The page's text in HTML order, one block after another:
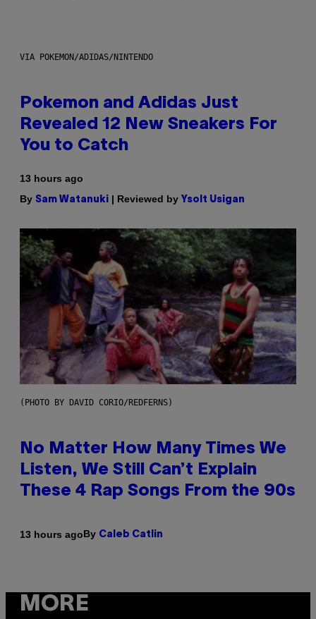
VIA POKEMON/ADIDAS/NINTENDO
Pokemon and Adidas Just
Revealed 12 New Sneakers For
You to Catch
13 hours ago
By Sam Watanuki | Reviewed by Ysolt Usigan
(PHOTO BY DAVID CORIO/REDFERNS)
No Matter How Many Times We
Listen, We Still Can’t Explain
These 4 Rap Songs From the 90s
13 hours agoBy Caleb Catlin
MORE